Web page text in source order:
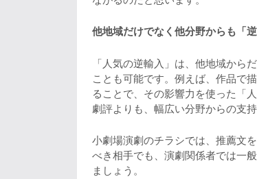
他地域だけでなく他分野からも「逆
「人気の逆輸入」は、他地域から
ことも可能です。例えば、作品で
ることで、その影響力を使った「
劇評よりも、幅広い分野からの支
小劇場演劇のチラシでは、推薦文
べき相手でも、演劇関係者では一
ましょう。